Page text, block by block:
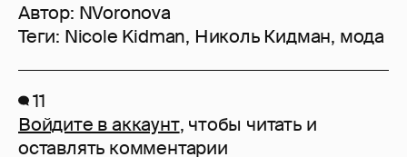
Автор: NVoronova
Теги: Nicole Kidman, Николь Кидман, мода
11
Войдите в аккаунт, чтобы читать и
оставлять комментарии